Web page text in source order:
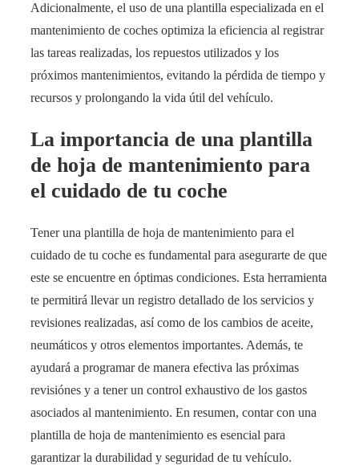
Adicionalmente, el uso de una plantilla especializada en el
mantenimiento de coches optimiza la eficiencia al registrar
las tareas realizadas, los repuestos utilizados y los
próximos mantenimientos, evitando la pérdida de tiempo y
recursos y prolongando la vida útil del vehículo.
La importancia de una plantilla
de hoja de mantenimiento para
el cuidado de tu coche
Tener una plantilla de hoja de mantenimiento para el
cuidado de tu coche es fundamental para asegurarte de que
este se encuentre en óptimas condiciones. Esta herramienta
te permitirá llevar un registro detallado de los servicios y
revisiones realizadas, así como de los cambios de aceite,
neumáticos y otros elementos importantes. Además, te
ayudará a programar de manera efectiva las próximas
revisiónes y a tener un control exhaustivo de los gastos
asociados al mantenimiento. En resumen, contar con una
plantilla de hoja de mantenimiento es esencial para
garantizar la durabilidad y seguridad de tu vehículo.